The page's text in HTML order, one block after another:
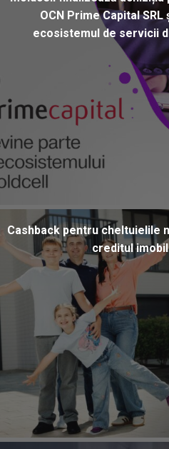
OCN Prime Capital
ecosistemul de servicii
Cashback pentru cheltuielile
creditul